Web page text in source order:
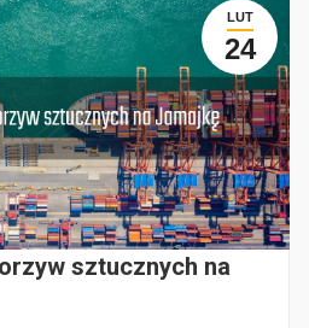
LUT
24
sztucznych na